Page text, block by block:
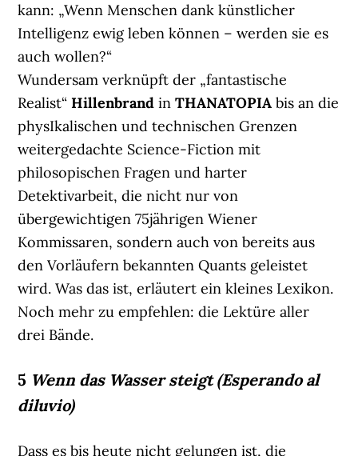
kann: „Wenn Menschen dank künstlicher
Intelligenz ewig leben können – werden sie es
auch wollen?“
Wundersam verknüpft der „fantastische
Realist“HillenbrandinTHANATOPIAbis an die
physIkalischen und technischen Grenzen
weitergedachte Science-Fiction mit
philosopischen Fragen und harter
Detektivarbeit, die nicht nur von
übergewichtigen 75jährigen Wiener
Kommissaren, sondern auch von bereits aus
den Vorläufern bekannten Quants geleistet
wird. Was das ist, erläutert ein kleines Lexikon.
Noch mehr zu empfehlen: die Lektüre aller
drei Bände.
5 Wenn das Wasser steigt (Esperando al
diluvio)
Dass es bis heute nicht gelungen ist, die